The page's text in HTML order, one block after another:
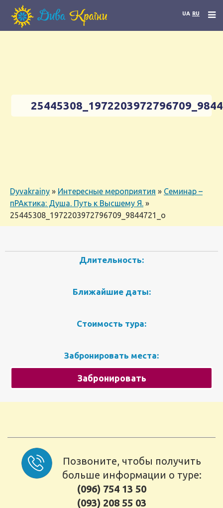
UA RU
Dyvakrainy » Интересные мероприятия » Семинар –
пРАктика: Душа. Путь к Высшему Я. »
25445308_1972203972796709_9844721_o
Длительность:
Ближайшие даты:
Стоимость тура:
Забронировать места:
Забронировать
Позвоните, чтобы получить
больше информации о туре:
(096) 754 13 50
(093) 208 55 03